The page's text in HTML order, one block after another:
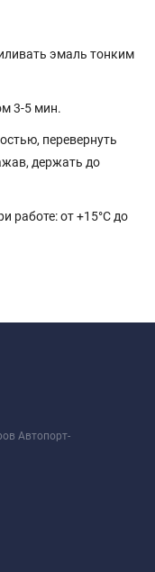
эмаль тонким
3-5 мин.
перевернуть
держать до
работе: от +15°C до
Автопорт-